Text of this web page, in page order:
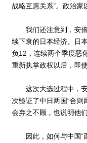
战略互惠关系”。政治家
我们还注意到，安倍
续下衰的日本经济。日
负12，连续两个季度恶
重新执掌政权以后，即
这次大选过程中，安
次验证了中日两国“合
会弃之不顾，也说明他
因此，如何与中国“面